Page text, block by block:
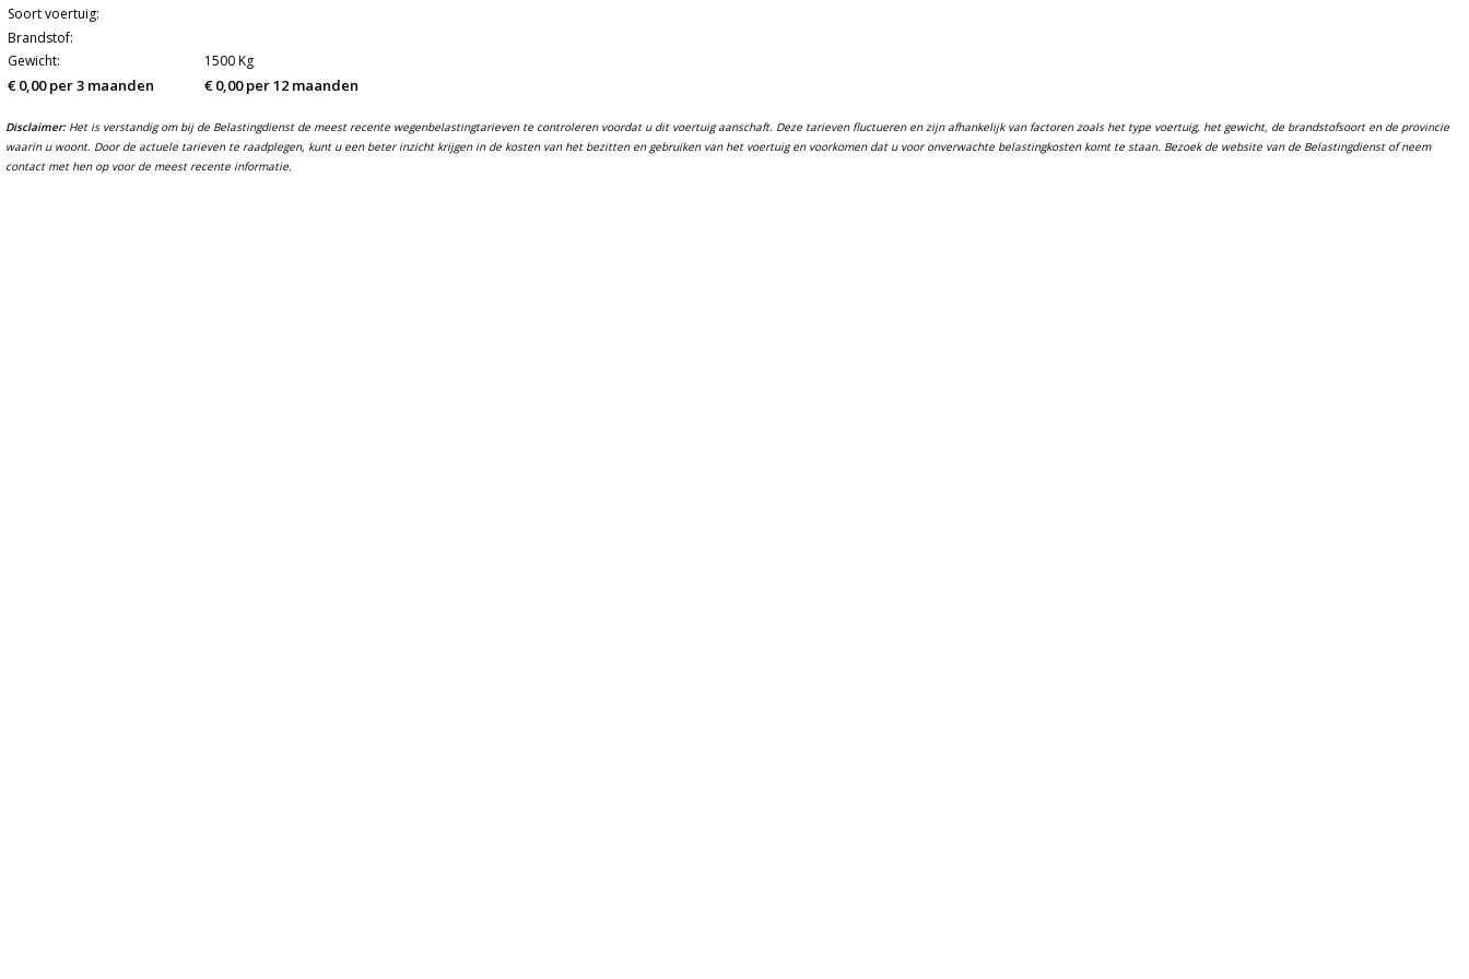
Soort voertuig:
Brandstof:
Gewicht:
1500 Kg
€ 0,00 per 3 maanden € 0,00 per 12 maanden
Disclaimer:Het is verstandig om bij de Belastingdienst de meest recente wegenbelastingtarieven te controleren voordat u dit voertuig aanschaft. Deze tarieven fluctueren en zijn afhankelijk van factoren zoals het type voertuig, het gewicht, de brandstofsoort en de provincie
waarin u woont. Door de actuele tarieven te raadplegen, kunt u een beter inzicht krijgen in de kosten van het bezitten en gebruiken van het voertuig en voorkomen dat u voor onverwachte belastingkosten komt te staan. Bezoek de website van de Belastingdienst of neem
contact met hen op voor de meest recente informatie.